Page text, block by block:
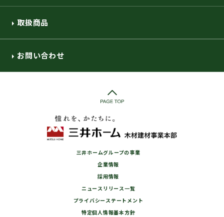
取扱商品
お問い合わせ
三井ホームグループの事業
企業情報
採用情報
ニュースリリース一覧
プライバシーステートメント
特定個人情報基本方針